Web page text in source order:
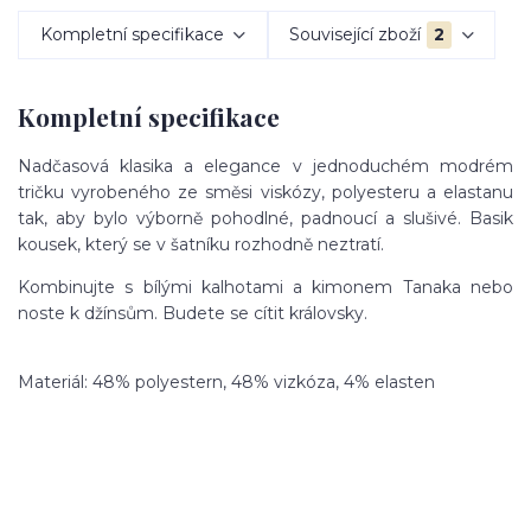
Kompletní specifikace Související zboží 2
Kompletní specifikace
Nadčasová klasika a elegance v jednoduchém modrém
tričku vyrobeného ze směsi viskózy, polyesteru a elastanu
tak, aby bylo výborně pohodlné, padnoucí a slušivé. Basik
kousek, který se v šatníku rozhodně neztratí.
Kombinujte s bílými kalhotami a kimonem Tanaka nebo
noste k džínsům. Budete se cítit královsky.
Materiál: 48% polyestern, 48% vizkóza, 4% elasten